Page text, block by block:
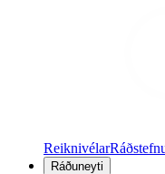
Reiknivélar
Ráðuneyti